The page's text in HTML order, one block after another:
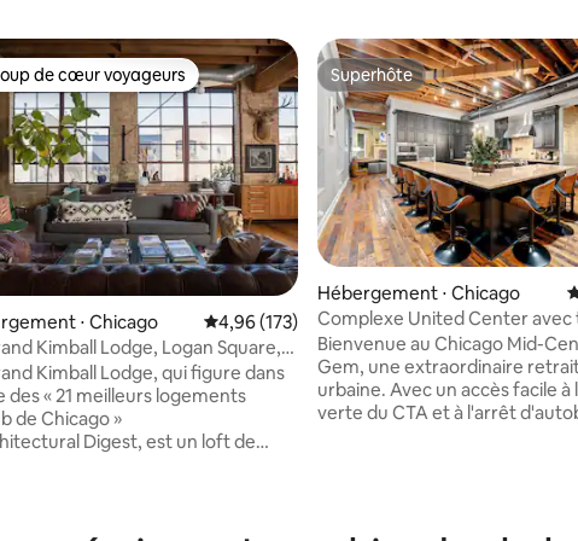
sur la base de 7 commentaires : 5 sur 5
de cœur voyageurs les plus appréciés
de cœur voyageurs
⋅ Chicago Évaluation moyenne sur la base de 173
4,96 (173)
Kimball Lodge, Logan Square,
Kimball Lodge, qui figure dans
des « 21 meilleurs logements
de Chicago »
Digest, est un loft de
Chipotle, FanDuel et bien
Superhôte
Superhôte
Hébergement ⋅ Chicago
Complexe United Center avec
terrasse, jacuzzi et sauna
Bienvenue au Chicago Mid-
Gem, une extraordinaire
urbaine. Avec un accès facile à la ligne
verte du CTA et à l'arrêt